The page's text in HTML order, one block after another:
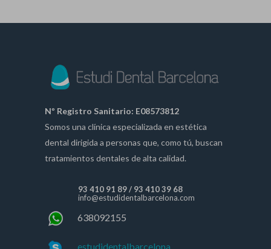
Nº Registro Sanitario: E08573812
Somos una clínica especializada en estética
dental dirigida a personas que, como tú, buscan
tratamientos dentales de alta calidad.
93 410 91 89/ 93 410 39 68
info@estudidentalbarcelona.com
638092155
estudidentalbarcelona